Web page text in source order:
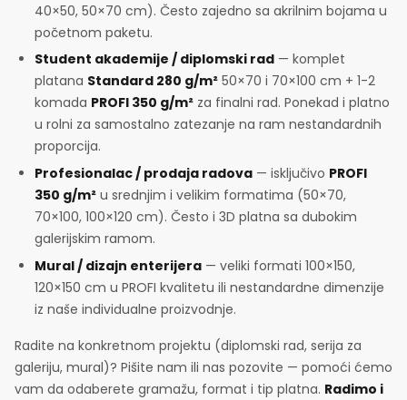
40×50, 50×70 cm). Često zajedno sa akrilnim bojama u
početnom paketu.
Student akademije / diplomski rad — komplet
platana Standard 280 g/m² 50×70 i 70×100 cm + 1-2
komada PROFI 350 g/m² za finalni rad. Ponekad i platno
u rolni za samostalno zatezanje na ram nestandardnih
proporcija.
Profesionalac / prodaja radova — isključivo PROFI
350 g/m² u srednjim i velikim formatima (50×70,
70×100, 100×120 cm). Često i 3D platna sa dubokim
galerijskim ramom.
Mural / dizajn enterijera — veliki formati 100×150,
120×150 cm u PROFI kvalitetu ili nestandardne dimenzije
iz naše individualne proizvodnje.
Radite na konkretnom projektu (diplomski rad, serija za
galeriju, mural)? Pišite nam ili nas pozovite — pomoći ćemo
vam da odaberete gramažu, format i tip platna. Radimo i